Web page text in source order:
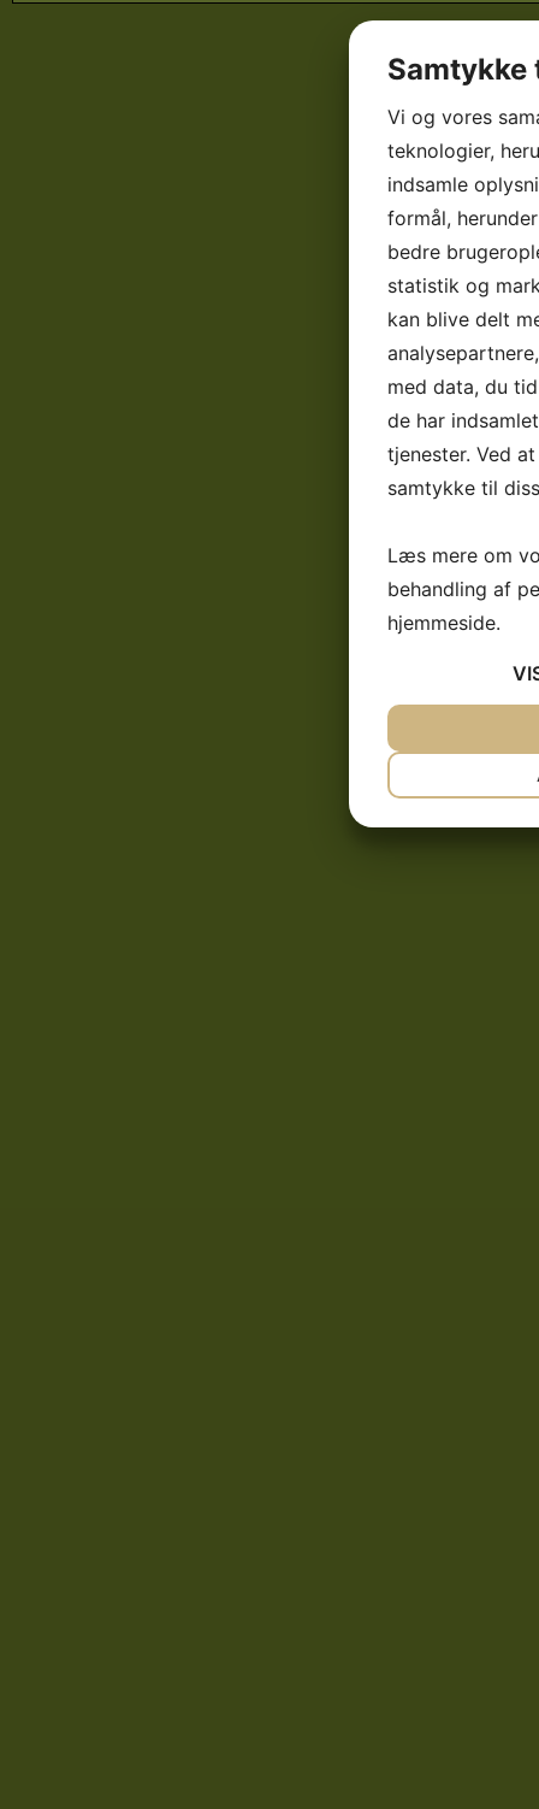
Vi og vores
teknologier,
indsamle
formål,
bedre
statistik og
kan blive delt
med data, du
de har
tjenester. Ved
samtykke til
Læs mere om
behandling af
hjemmeside.